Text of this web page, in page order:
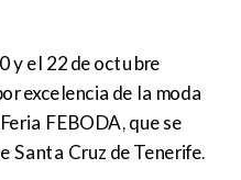
y el 22 de octubre
excelencia de la moda
FEBODA, que se
Santa Cruz de Tenerife.